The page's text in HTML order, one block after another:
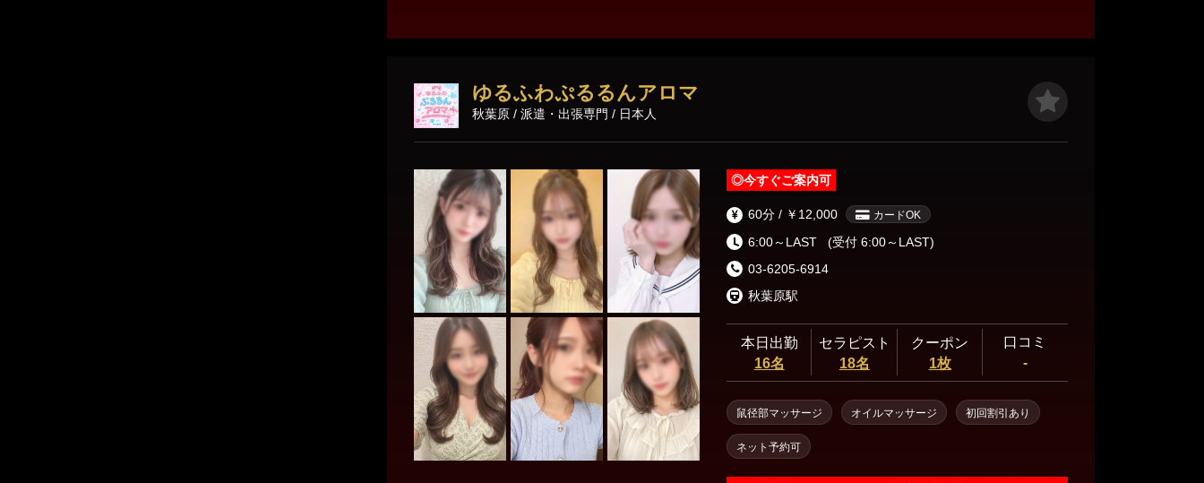
距離にございます。 秋葉原、岩本町、日本橋、お茶の水などで営業な
どの外回り中、時間が作れた時や、会社の接待などでお客様をもてな
ゆるふわぷるるんアロマ
秋葉原 / 派遣・出張専門 / 日本人
◎今すぐご案内可
60分 / ￥12,000 カードOK
6:00～LAST
(受付 6:00～LAST)
03-6205-6914
秋葉原駅
本日出勤
16名
セラピスト
18名
クーポン
1枚
口コミ
-
鼠径部マッサージ オイルマッサージ 初回割引あり
ネット予約可